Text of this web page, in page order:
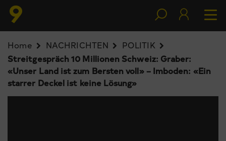
Home NACHRICHTEN
POLITIK
Streitgespräch 10 Millionen Schweiz: Graber:
«Unser Land ist zum Bersten voll» – Imboden: «Ein
starrer Deckel ist keine Lösung»